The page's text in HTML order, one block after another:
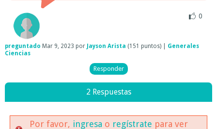
0
preguntado Mar 9, 2023 por Jayson Arista (151 puntos)
Generales
Ciencias
2 Respuestas
Por favor, ingresa o regístrate para ver